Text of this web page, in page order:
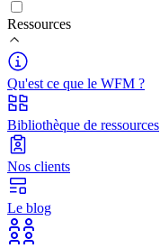
Ressources
Qu'est ce que le WFM ?
Bibliothèque de ressources
Nos clients
Le blog